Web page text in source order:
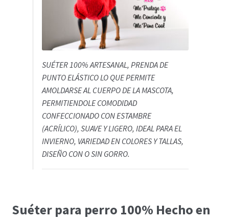
SUÉTER 100% ARTESANAL, PRENDA DE
PUNTO ELÁSTICO LO QUE PERMITE
AMOLDARSE AL CUERPO DE LA MASCOTA,
PERMITIENDOLE COMODIDAD
CONFECCIONADO CON ESTAMBRE
(ACRÍLICO), SUAVE Y LIGERO, IDEAL PARA EL
INVIERNO, VARIEDAD EN COLORES Y TALLAS,
DISEÑO CON O SIN GORRO.
Suéter para perro 100% Hecho en